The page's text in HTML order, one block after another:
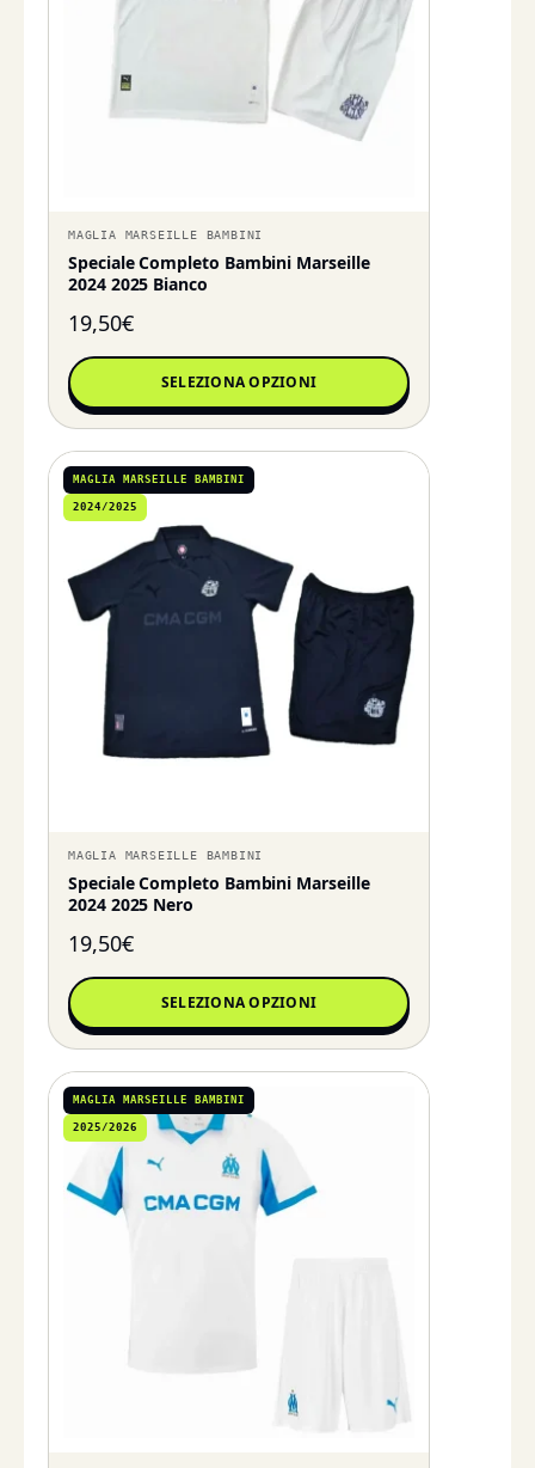
MAGLIA MARSEILLE BAMBINI
Speciale Completo Bambini Marseille
2024 2025 Bianco
19,50€
SELEZIONA OPZIONI
MAGLIA MARSEILLE BAMBINI
2024/2025
MAGLIA MARSEILLE BAMBINI
Speciale Completo Bambini Marseille
2024 2025 Nero
19,50€
SELEZIONA OPZIONI
MAGLIA MARSEILLE BAMBINI
2025/2026